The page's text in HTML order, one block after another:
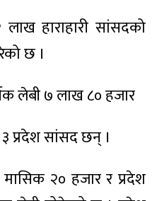
हाराहारी सांसदको
छ ।
लेबी ७ लाख ८० हजार
३ प्रदेश सांसद छन् ।
मासिक २० हजार र प्रदेश